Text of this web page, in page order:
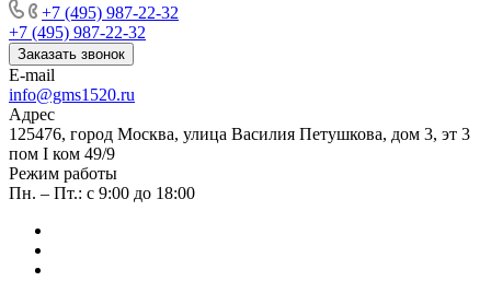
+7 (495) 987-22-32
+7 (495) 987-22-32
Заказать звонок
E-mail
info@gms1520.ru
Адрес
125476, город Москва, улица Василия Петушкова, дом 3, эт 3
пом I ком 49/9
Режим работы
Пн. – Пт.: с 9:00 до 18:00